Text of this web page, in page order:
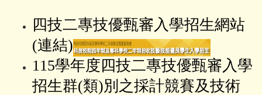
四技二專技優甄審入學招生網站
(連結)
115學年度四技二專技優甄審入學
招生群(類)別之採計競賽及技術